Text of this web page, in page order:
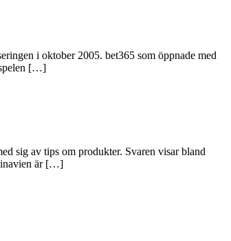
i oktober 2005. bet365 som öppnade med
spelen […]
sig av tips om produkter. Svaren visar bland
är […]